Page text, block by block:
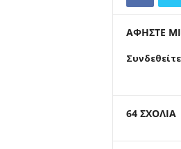
64 ΣΧΟΛΙΑ
ΑΦΗΣΤΕ